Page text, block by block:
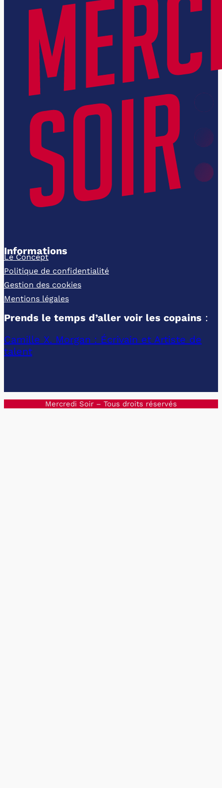
Informations
Le Concept
Politique de confidentialité
Gestion des cookies
Mentions légales
Prends le temps d’aller voir les copains :
Camille X. Morgan : Écrivain et Artiste de
talent
Mercredi Soir – Tous droits réservés